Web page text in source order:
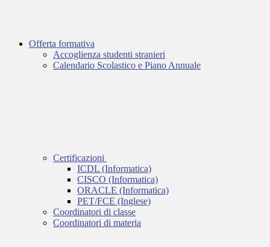
Offerta formativa
Accoglienza studenti stranieri
Calendario Scolastico e Piano Annuale
Certificazioni
ICDL (Informatica)
CISCO (Informatica)
ORACLE (Informatica)
PET/FCE (Inglese)
Coordinatori di classe
Coordinatori di materia